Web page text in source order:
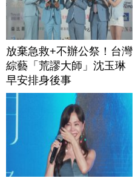
放棄急救+不辦公祭！台灣
綜藝「荒謬大師」沈玉琳
早安排身後事